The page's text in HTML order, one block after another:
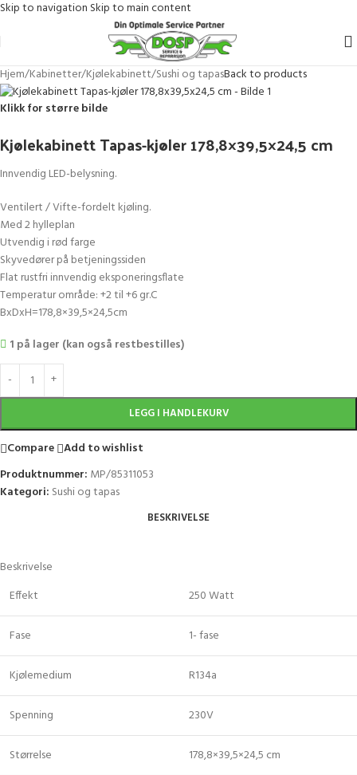
Skip to navigation Skip to main content
Hjem/Kabinetter/Kjølekabinett/Sushi og tapasBack to products
Klikk for større bilde
Kjølekabinett Tapas-kjøler 178,8×39,5×24,5 cm
Innvendig LED-belysning.
Ventilert / Vifte-fordelt kjøling.
Med 2 hylleplan
Utvendig i rød farge
Skyvedører på betjeningssiden
Flat rustfri innvendig eksponeringsflate
Temperatur område: +2 til +6 gr.C
BxDxH=178,8×39,5×24,5cm
1 på lager (kan også restbestilles)
LEGG I HANDLEKURV
Compare Add to wishlist
Produktnummer: MP/85311053
Kategori: Sushi og tapas
BESKRIVELSE
Beskrivelse
Effekt
250 Watt
Fase 1- fase
Kjølemedium R134a
Spenning 230V
Størrelse 178,8×39,5×24,5 cm